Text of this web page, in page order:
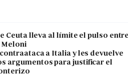
Ceuta lleva al límite el pulso
Meloni
a Italia y les devuelve
argumentos para justificar el